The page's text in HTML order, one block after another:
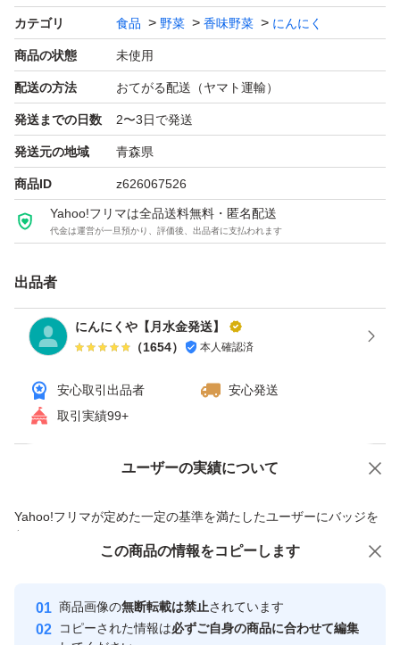
様々な物価上昇の中、ギリギリの価格で販売しております
ので、お値下げは御遠慮くださいm(_ _)m
値上げ価格を少しでも抑えるため、梱包方法をネコポスに
しております。宅急便コンパクトでの発送をご希望の方
は、申し訳ございませんが＋200円で対応させていただき
ますのでコメントください(*^^*)
発送のサイズで厚さ3cmの制限がございますので、3cm以
内の粒の大きさのニンニクとなりますのでご了承ください
ませ(><)
2kg以上のご購入で大きさ関係なく梱包出来ます！
※多少の皮剥け、サイズがバラバラの商品である事はご了
ットする事で問題なくお使いいただけます☆
カテゴリ 食品 野菜 香味野菜 にんにく
商品の状態 未使用
配送の方法 おてがる配送（ヤマト運輸）
発送までの日数 2〜3日で発送
発送元の地域 青森県
商品ID z626067526
Yahoo!フリマは全品送料無料・匿名配送
代金は運営が一旦預かり、評価後、出品者に支払われます
出品者
にんにくや【月水金発送】
（1654） 本人確認済
安心取引出品者
安心発送
取引実績99+
ユーザーの実績について
Yahoo!フリマが定めた一定の基準を満たしたユーザーにバッジを
付与しています
安心取引出品者
心・安全なユーザーです
価格の相談 商品への質問
この商品の情報をコピーします
商品画像の無断転載は禁止されています
コピーされた情報は必ずご自身の商品に合わせて編集
この商品をみている人にオススメ